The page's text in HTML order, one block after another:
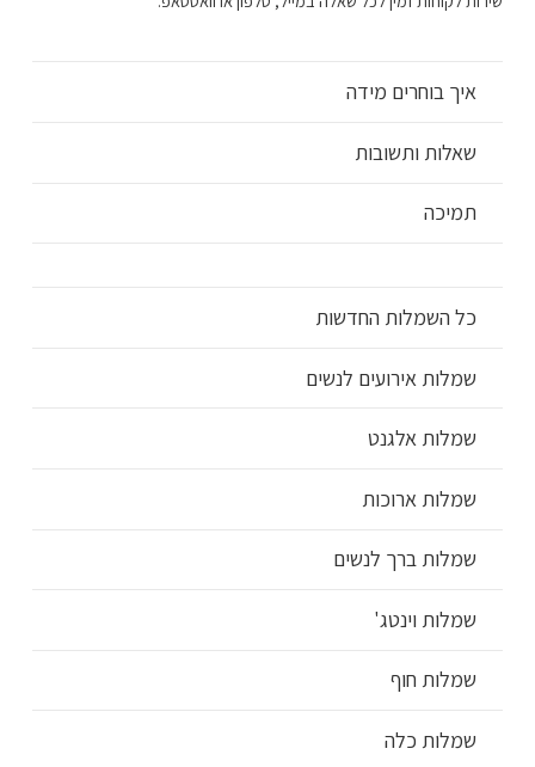
איך בוחרים מידה
שאלות ותשובות
תמיכה
כל השמלות החדשות
שמלות אירועים לנשים
שמלות אלגנט
שמלות ארוכות
שמלות ברך לנשים
שמלות וינטג'
שמלות חוף
שמלות כלה